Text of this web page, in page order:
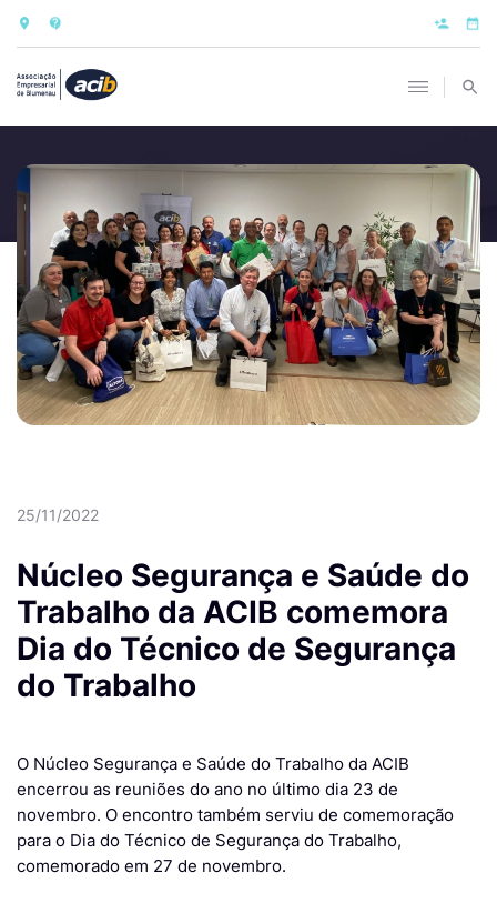
25/11/2022
Núcleo Segurança e Saúde do
Trabalho da ACIB comemora
Dia do Técnico de Segurança
do Trabalho
O Núcleo Segurança e Saúde do Trabalho da ACIB
encerrou as reuniões do ano no último dia 23 de
novembro. O encontro também serviu de comemoração
para o Dia do Técnico de Segurança do Trabalho,
comemorado em 27 de novembro.